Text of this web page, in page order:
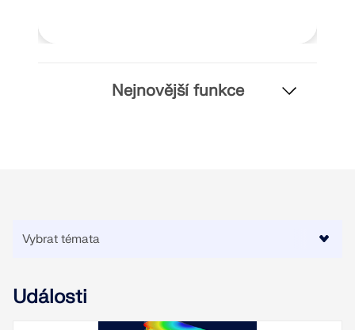
Nástroj Geo-zóny
rychlé stanovení sněhových zatížení, rychlostí větru
a seizmických údajů.
Nejnovější funkce
Události